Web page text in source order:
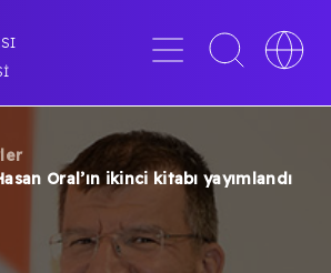
Menü
Toggle
search
Toggle
Oral’ın ikinci kitabı yayımlandı